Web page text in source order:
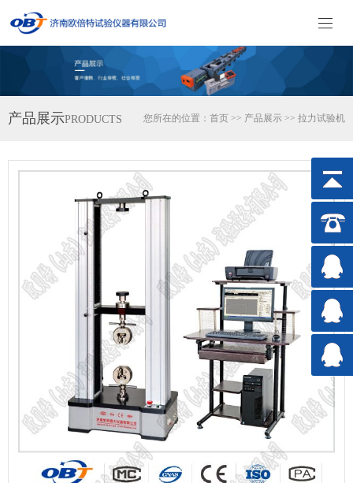
产品展示PRODUCTS 您所在的位置： 首页 >> 产品展示 >> 拉力试验机